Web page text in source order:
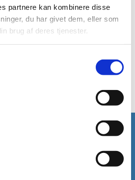
partnere kan kombinere disse
du har givet dem, eller som
brug af deres tjenester.
MitID via
og ansvarserklæring, som
til forældrenes e-Boks.